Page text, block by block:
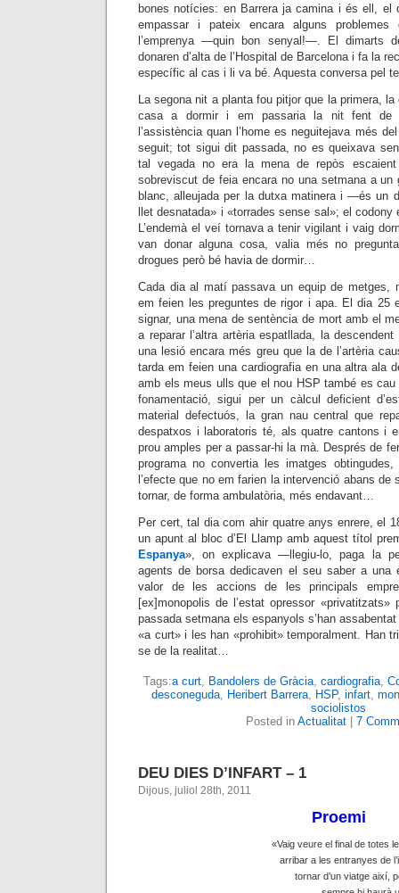
bones notícies: en Barrera ja camina i és ell, el
empassar i pateix encara alguns problemes
l’emprenya—quin bon senyal!—. El dimarts
donaren d’alta de l’Hospital de Barcelona i fa la
específic al cas i li va bé. Aquesta conversa pel
La segona nit a planta fou pitjor que la primera,
casa a dormir i em passaria la nit fent de
l’assistència quan l’home es neguitejava més
seguit; tot sigui dit passada, no es queixava
tal vegada no era la mena de repòs
sobreviscut de feia encara no una setmana a
blanc, alleujada per la dutxa matinera i —és un
llet desnatada» i «torrades sense sal»; el
L’endemà el veí tornava a tenir vigilant i vaig
van donar alguna cosa, valia més no
drogues però bé havia de dormir…
Cada dia al matí passava un equip de metges,
em feien les preguntes de rigor i apa. El dia 25
signar, una mena de sentència de mort amb el
a reparar l’altra artèria espatllada, la
una lesió encara més greu que la de l’artèria
tarda em feien una cardiografia en una altra ala
amb els meus ulls que el nou HSP també es
fonamentació, sigui per un càlcul deficient
material defectuós, la gran nau central que
despatxos i laboratoris té, als quatre cantons i
prou amples per a passar-hi la mà. Després de
programa no convertia les imatges
l’efecte que no em farien la intervenció abans de
tornar, de forma ambulatòria, més endavant…
Per cert, tal dia com ahir quatre anys enrere, el
un apunt al bloc d’El Llamp amb aquest títol
Espanya», on explicava —llegiu-lo, paga la
agents de borsa dedicaven el seu saber a una
valor de les accions de les principals
[ex]monopolis de l’estat opressor «privatitzats»
passada setmana els espanyols s’han
«a curt» i les han «prohibit» temporalment. Han
se de la realitat…
Tags:a curt, Bandolers de Gràcia, cardiografia,
desconeguda, Heribert Barrera, HSP, infart,
sociolistos
Posted in Actualitat| 7
DEU DIES D’INFART – 1
Dijous, juliol 28th, 2011
Proemi
«Vaig veure el final de totes
arribar a les entranyes de
tornar d’un viatge així,